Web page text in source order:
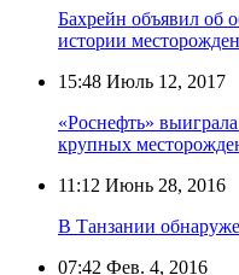
Бахрейн объявил об
истории
15:48 Июль 12, 2017
«Роснефть»
крупных
11:12 Июнь 28, 2016
В Танзании
07:42 Фев. 4, 2016